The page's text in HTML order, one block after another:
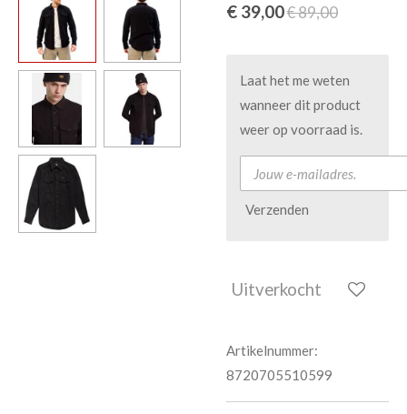
€ 39,00€ 89,00
Laat het me weten
wanneer dit product
weer op voorraad is.
Verzenden
Uitverkocht
Artikelnummer:
8720705510599